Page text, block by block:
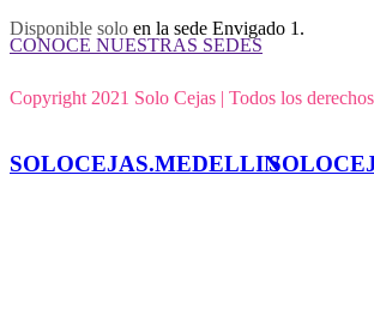
Disponible solo en la sede Envigado 1.
CONOCE NUESTRAS SEDES
Copyright 2021 Solo Cejas | Todos los
SOLOCEJAS.MEDELLIN